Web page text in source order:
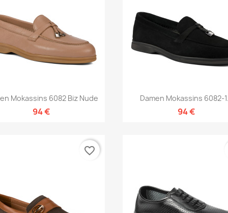
Vorschau
Mokassins 6082 Biz Nude
94 €
Vorschau
Damen Mokassins 6082-
94 €
favorite_border